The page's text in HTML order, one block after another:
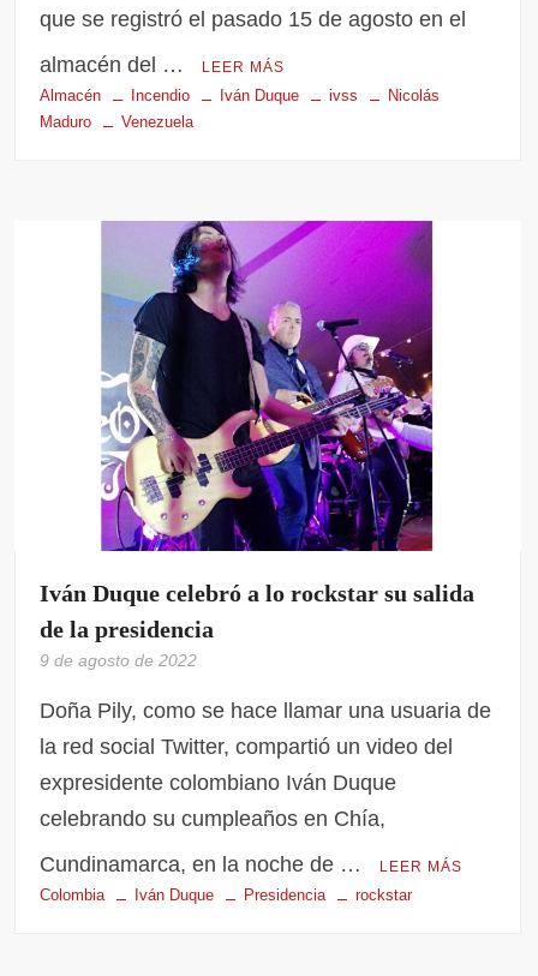
que se registró el pasado 15 de agosto en el
almacén del …
LEER MÁS
Almacén Incendio Iván Duque ivss
Nicolás
Maduro
Venezuela
Iván Duque celebró a lo rockstar su salida
de la presidencia
9 de agosto de 2022
Doña Pily, como se hace llamar una usuaria de
la red social Twitter, compartió un video del
expresidente colombiano Iván Duque
celebrando su cumpleaños en Chía,
Cundinamarca, en la noche de …
LEER MÁS
Colombia Iván Duque Presidencia rockstar